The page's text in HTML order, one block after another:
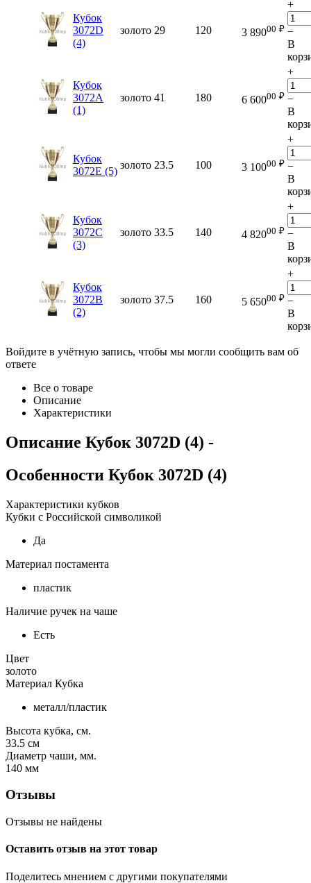
Кубок
3072D
(4)
золото 29 120 3 89000 ₽
+
−
В
Кубок
3072A
(1)
золото 41 180 6 60000 ₽
+
−
В
Кубок
3072E (5)
золото 23.5 100 3 10000 ₽
+
−
В
Кубок
3072C
(3)
золото 33.5 140 4 82000 ₽
+
−
В
Кубок
3072B
(2)
золото 37.5 160 5 65000 ₽
+
−
В
Войдите в учётную запись, чтобы мы могли сообщить вам об
ответе
Все о товаре
Описание
Характеристики
Описание Кубок 3072D (4) -
Особенности Кубок 3072D (4)
Характеристики кубков
Кубки с Российской символикой
Да
Материал постамента
пластик
Наличие ручек на чаше
Есть
Цвет
золото
Материал Кубка
металл/пластик
Высота кубка, см.
33.5 см
Диаметр чаши, мм.
140 мм
Отзывы
Отзывы не найдены
Оставить отзыв на этот товар
Поделитесь мнением с другими покупателями